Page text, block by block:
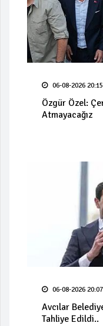
06-08-2026
Özgür Özel:
Atmayacağız
06-08-2026
Avcılar
Tahliye Edildi..